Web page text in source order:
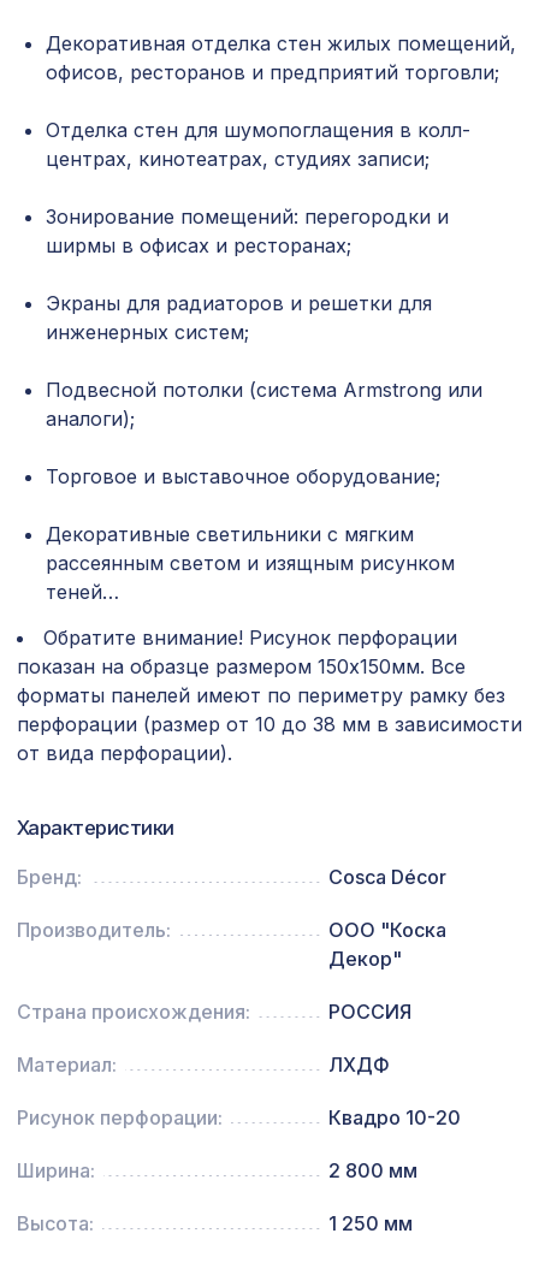
Натуральные обои Cosca Traditional
Натуральные обои Cosca Traditional
Натуральные обои Cosca Таппо
Карбонеро, 0,91 x 5,5 м
Перфорированная панель ГОТИКА,
10-20, 1030х695мм, ХДФ, клён
1141 ₽
Диагональ, бук без отделки
Пирамида для края, 40х40х11 мм
Перфорированная панель
отделки
Экран для радиатора, МОДЕРН,
рамка 900х600мм, перфорация
РОМАНИКО, белый
1436 ₽
Перфорированная панель АЖУР,
1400х780мм, ХДФ, белая
Декоративная отделка стен жилых помещений,
офисов, ресторанов и предприятий торговли;
Отделка стен для шумопоглащения в колл-
центрах, кинотеатрах, студиях записи;
Зонирование помещений: перегородки и
ширмы в офисах и ресторанах;
Экраны для радиаторов и решетки для
инженерных систем;
Подвесной потолки (система Armstrong или
аналоги);
Торговое и выставочное оборудование;
Декоративные светильники с мягким
рассеянным светом и изящным рисунком
теней…
Обратите внимание! Рисунок перфорации
показан на образце размером 150х150мм. Все
форматы панелей имеют по периметру рамку без
перфорации (размер от 10 до 38 мм в зависимости
от вида перфорации).
Характеристики
Бренд: Cosca Décor
Производитель:
ООО "Коска
Декор"
Страна происхождения: РОССИЯ
Материал: ЛХДФ
Рисунок перфорации: Квадро 10-20
Ширина: 2 800 мм
Высота: 1 250 мм